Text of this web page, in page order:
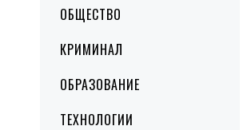
ОБЩЕСТВО
КРИМИНАЛ
ОБРАЗОВАНИЕ
ТЕХНОЛОГИИ